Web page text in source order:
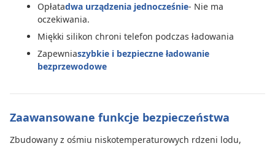
Opłatadwa urządzenia jednocześnie- Nie ma
oczekiwania.
Miękki silikon chroni telefon podczas ładowania
Zapewniaszybkie i bezpieczne ładowanie
bezprzewodowe
Zaawansowane funkcje bezpieczeństwa
Zbudowany z ośmiu niskotemperaturowych rdzeni lodu,